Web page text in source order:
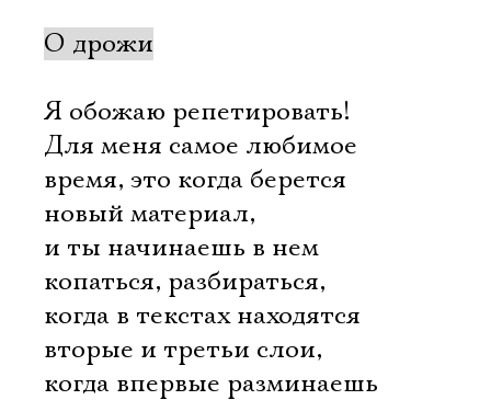
О дрожи
Я обожаю репетировать!
Для меня самое любимое
время, это когда берется
новый материал,
и ты начинаешь в нем
копаться, разбираться,
когда в текстах находятся
вторые и третьи слои,
когда впервые разминаешь